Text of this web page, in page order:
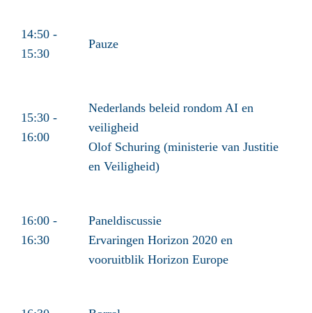
14:50 -
15:30
Pauze
15:30 -
16:00
Nederlands beleid rondom AI en
veiligheid
Olof Schuring (ministerie van Justitie
en Veiligheid)
16:00 -
16:30
Paneldiscussie
Ervaringen Horizon 2020 en
vooruitblik Horizon Europe